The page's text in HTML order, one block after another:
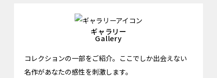
ギャラリー
Gallery
コレクションの一部をご紹介。ここでしか出会えない
名作があなたの感性を刺激します。